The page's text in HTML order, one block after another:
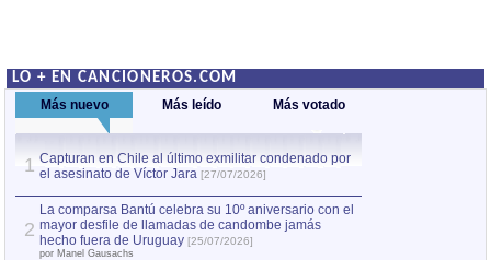
LO + EN CANCIONEROS.COM
Más nuevo Más leído Más votado
1 Capturan en Chile al último exmilitar condenado por
el asesinato de Víctor Jara [27/07/2026]
2
La comparsa Bantú celebra su 10º aniversario con el
mayor desfile de llamadas de candombe jamás
hecho fuera de Uruguay [25/07/2026]
por Manel Gausachs